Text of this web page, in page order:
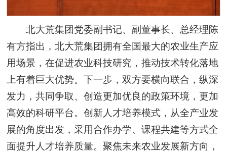
北大荒集团党委副书记、副董事长、总经理陈
有方指出，北大荒集团拥有全国最大的农业生产应
用场景，在促进农业科技研究，推动技术转化落地
上有着巨大优势。下一步，双方要横向联合，纵深
发力，共同争取、创造更加优良的政策环境，更加
高效的科研平台。创新人才培养模式，从全产业发
展的角度出发，采用合作办学、课程共建等方式全
面提升人才培养质量。聚焦未来农业发展新方向，